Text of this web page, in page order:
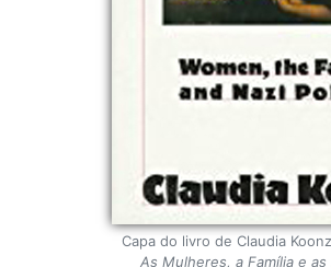
Capa do livro de Claudia
As Mulheres, a Família e as